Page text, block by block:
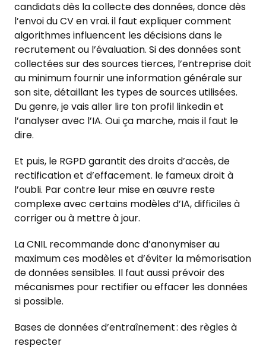
candidats dès la collecte des données, donce dès
l’envoi du CV en vrai. il faut expliquer comment
algorithmes influencent les décisions dans le
recrutement ou l’évaluation. Si des données sont
collectées sur des sources tierces, l’entreprise doit
au minimum fournir une information générale sur
son site, détaillant les types de sources utilisées.
Du genre, je vais aller lire ton profil linkedin et
l’analyser avec l’IA. Oui ça marche, mais il faut le
dire.
Et puis, le RGPD garantit des droits d’accès, de
rectification et d’effacement. le fameux droit à
l’oubli. Par contre leur mise en œuvre reste
complexe avec certains modèles d’IA, difficiles à
corriger ou à mettre à jour.
La CNIL recommande donc d’anonymiser au
maximum ces modèles et d’éviter la mémorisation
de données sensibles. Il faut aussi prévoir des
mécanismes pour rectifier ou effacer les données
si possible.
Bases de données d’entraînement : des règles à
respecter